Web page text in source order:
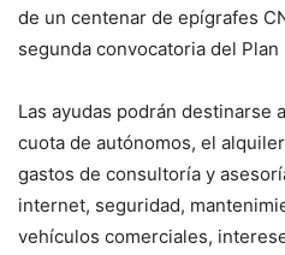
de un centenar de epígrafes
segunda convocatoria del Plan
Las ayudas podrán destinarse
cuota de autónomos, el
gastos de consultoría y
internet, seguridad,
vehículos comerciales,